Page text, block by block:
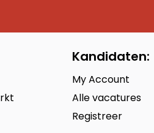
Kandidaten:
My Account
Alle vacatures
Registreer